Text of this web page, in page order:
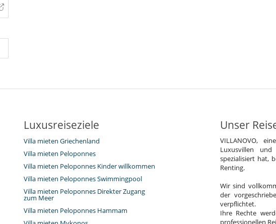
Luxusreiseziele
Villa mieten Griechenland
Villa mieten Peloponnes
Villa mieten Peloponnes Kinder willkommen
Villa mieten Peloponnes Swimmingpool
Villa mieten Peloponnes Direkter Zugang
zum Meer
Villa mieten Peloponnes Hammam
Unser
VILLANOVO,
Luxusvillen
spezialisiert hat,
Renting.
Wir sind
der
verpflichtet.
Ihre Rechte
professionellen